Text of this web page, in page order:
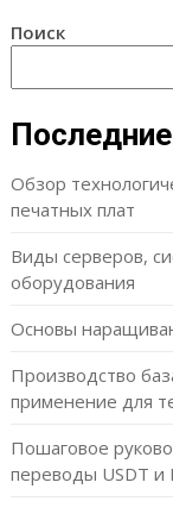
Поиск
Обзор
печатных плат
Виды серверов,
оборудования
Основы
Производство
применение для
Пошаговое
переводы USDT и